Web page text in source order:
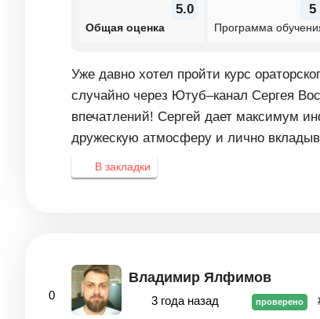
5.0
Общая оценка
5
Программа
Уже давно хотел пройти курс
случайно через Ютуб–канал Сергея
впечатлений! Сергей дает максимум
дружескую атмосферу и лично
В закладки
0
Владимир Ялфимов
3 года назад проверено